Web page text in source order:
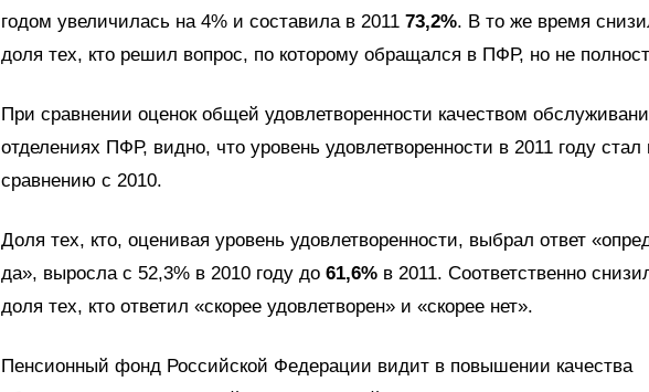
годом увеличилась на 4% и составила в 2011 73,2%. В то же время
доля тех, кто решил вопрос, по которому обращался в ПФР, но не
При сравнении оценок общей удовлетворенности качеством
отделениях ПФР, видно, что уровень удовлетворенности в 2011 году
сравнению с 2010.
Доля тех, кто, оценивая уровень удовлетворенности, выбрал ответ
да», выросла с 52,3% в 2010 году до 61,6% в 2011. Соответственно
доля тех, кто ответил «скорее удовлетворен» и «скорее нет».
Пенсионный фонд Российской Федерации видит в повышении качества